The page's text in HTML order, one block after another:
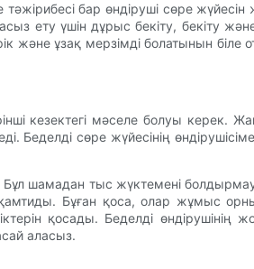
бар өндіруші сөре жүйесін
ету үшін дұрыс бекіту, бекіту
және ұзақ мерзімді болатынын
кезектегі мәселе болуы керек.
Беделді сөре жүйесінің
Бұл шамадан тыс жүктемені
Бұған қоса, олар жұмыс
қосады. Беделді өндірушінің
аласыз.